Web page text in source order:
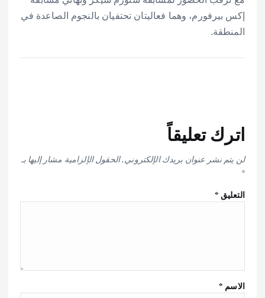
إكس بيرفورم، وهما فعاليتان تحتفيان بالنجوم الصاعدة في
المنطقة.
اترك تعليقاً
لن يتم نشر عنوان بريدك الإلكتروني.الحقول الإلزامية مشار إليها بـ
*
التعليق*
الاسم *